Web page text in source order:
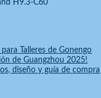
H9.3-C60
Talleres de Gonengo
de Guangzhou 2025!
diseño y guía de compra